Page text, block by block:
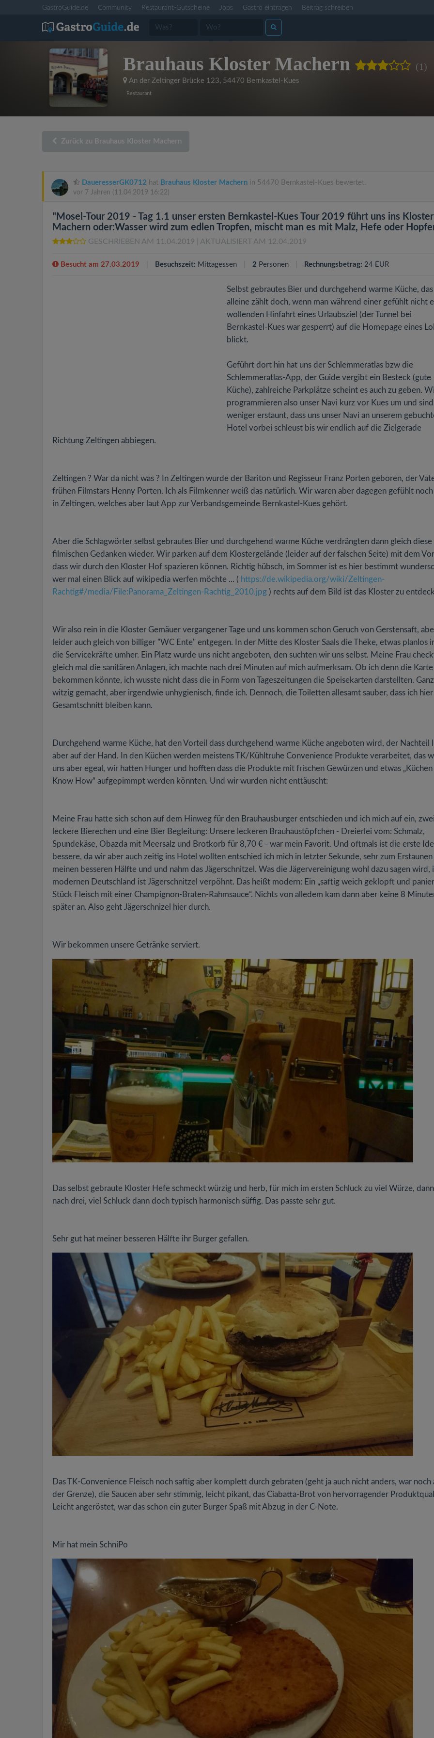
GastroGuide.de Community Restaurant-Gutscheine Jobs Gastro eintragen Beitrag schreiben
Brauhaus Kloster Machern (1)
An der Zeltinger Brücke 123, 54470 Bernkastel-Kues
Restaurant
Zurück zu Brauhaus Kloster Machern
DaueresserGK0712 hat Brauhaus Kloster Machern in 54470 Bernkastel-Kues bewertet.
vor 7 Jahren (11.04.2019 16:22)
"Mosel-Tour 2019 - Tag 1.1 unser ersten Bernkastel-Kues Tour 2019 führt uns ins Kloster
Machern oder:Wasser wird zum edlen Tropfen, mischt man es mit Malz, Hefe oder
GESCHRIEBEN AM 11.04.2019 | AKTUALISIERT AM 12.04.2019
Besucht am 27.03.2019 Besuchszeit: Mittagessen 2 Personen Rechnungsbetrag: 24 EUR
Selbst gebrautes Bier und durchgehend warme Küche, das
alleine zählt doch, wenn man während einer gefühlt nicht
wollenden Hinfahrt eines Urlaubsziel (der Tunnel bei
Bernkastel-Kues war gesperrt) auf die Homepage eines
blickt.
Geführt dort hin hat uns der Schlemmeratlas bzw die
Schlemmeratlas-App, der Guide vergibt ein Besteck (gute
Küche), zahlreiche Parkplätze scheint es auch zu geben.
programmieren also unser Navi kurz vor Kues um und
weniger erstaunt, dass uns unser Navi an unserem
Hotel vorbei schleust bis wir endlich auf die Zielgerade
Richtung Zeltingen abbiegen.
Zeltingen ? War da nicht was ? In Zeltingen wurde der Bariton und Regisseur Franz Porten geboren, der
frühen Filmstars Henny Porten. Ich als Filmkenner weiß das natürlich. Wir waren aber dagegen gefühlt
in Zeltingen, welches aber laut App zur Verbandsgemeinde Bernkastel-Kues gehört.
Aber die Schlagwörter selbst gebrautes Bier und durchgehend warme Küche verdrängten dann gleich diese
filmischen Gedanken wieder. Wir parken auf dem Klostergelände (leider auf der falschen Seite) mit dem
dass wir durch den Kloster Hof spazieren können. Richtig hübsch, im Sommer ist es hier bestimmt
wer mal einen Blick auf wikipedia werfen möchte ... ( https://de.wikipedia.org/wiki/Zeltingen-
Rachtig#/media/File:Panorama_Zeltingen-Rachtig_2010.jpg ) rechts auf dem Bild ist das Kloster zu
Wir also rein in die Kloster Gemäuer vergangener Tage und uns kommen schon Geruch von Gerstensaft,
leider auch gleich von billiger "WC Ente" entgegen. In der Mitte des Kloster Saals die Theke, etwas planlos
die Servicekräfte umher. Ein Platz wurde uns nicht angeboten, den suchten wir uns selbst. Meine Frau
gleich mal die sanitären Anlagen, ich machte nach drei Minuten auf mich aufmerksam. Ob ich denn die Karte
bekommen könnte, ich wusste nicht dass die in Form von Tageszeitungen die Speisekarten darstellten. Ganz
witzig gemacht, aber irgendwie unhygienisch, finde ich. Dennoch, die Toiletten allesamt sauber, dass ich
Gesamtschnitt bleiben kann.
Durchgehend warme Küche, hat den Vorteil dass durchgehend warme Küche angeboten wird, der Nachteil
aber auf der Hand. In den Küchen werden meistens TK/Kühltruhe Convenience Produkte verarbeitet, das
uns aber egeal, wir hatten Hunger und hofften dass die Produkte mit frischen Gewürzen und etwas „Küchen
Know How“ aufgepimmpt werden könnten. Und wir wurden nicht enttäuscht:
Meine Frau hatte sich schon auf dem Hinweg für den Brauhausburger entschieden und ich mich auf ein,
leckere Bierechen und eine Bier Begleitung: Unsere leckeren Brauhaustöpfchen - Dreierlei vom: Schmalz,
Spundekäse, Obazda mit Meersalz und Brotkorb für 8,70 € - war mein Favorit. Und oftmals ist die erste
bessere, da wir aber auch zeitig ins Hotel wollten entschied ich mich in letzter Sekunde, sehr zum Erstaunen
meinen besseren Hälfte und und nahm das Jägerschnitzel. Was die Jägervereinigung wohl dazu sagen wird,
modernen Deutschland ist Jägerschnitzel verpöhnt. Das heißt modern: Ein „saftig weich geklopft und
Stück Fleisch mit einer Champignon-Braten-Rahmsauce“. Nichts von alledem kam dann aber keine 8
später an. Also geht Jägerschnizel hier durch.
Wir bekommen unsere Getränke serviert.
Das selbst gebraute Kloster Hefe schmeckt würzig und herb, für mich im ersten Schluck zu viel Würze,
nach drei, viel Schluck dann doch typisch harmonisch süffig. Das passte sehr gut.
Sehr gut hat meiner besseren Hälfte ihr Burger gefallen.
Das TK-Convenience Fleisch noch saftig aber komplett durch gebraten (geht ja auch nicht anders, war noch
der Grenze), die Saucen aber sehr stimmig, leicht pikant, das Ciabatta-Brot von hervorragender
Leicht angeröstet, war das schon ein guter Burger Spaß mit Abzug in der C-Note.
Mir hat mein SchniPo